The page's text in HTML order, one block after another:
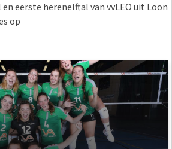
eerste herenelftal van vvLEO uit Loon
op